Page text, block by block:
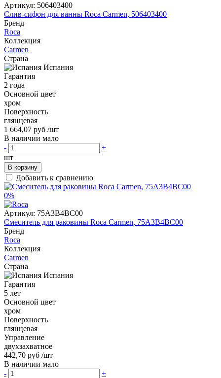
Артикул: 506403400
Слив-сифон для ванны Roca Carmen, 506403400
Бренд
Roca
Коллекция
Carmen
Страна
Испания
Гарантия
2 года
Основной цвет
хром
Поверхность
глянцевая
1 664,07 руб /шт
В наличии мало
-
+
шт
В корзину
Добавить к сравнению
0%
Артикул: 75А3B4ВС00
Смеситель для раковины Roca Carmen, 75А3B4ВС00
Бренд
Roca
Коллекция
Carmen
Страна
Испания
Гарантия
5 лет
Основной цвет
хром
Поверхность
глянцевая
Управление
двухзахватное
442,70 руб /шт
В наличии мало
-
+